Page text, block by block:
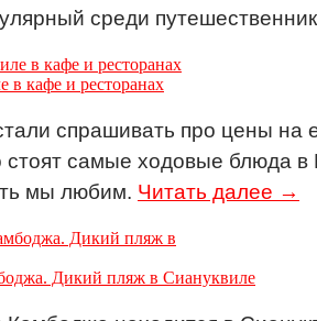
среди
кафе и ресторанах
спрашивать про цены на
стоят самые ходовые блюда
мы любим. Читать далее →
Дикий пляж в Сиануквиле